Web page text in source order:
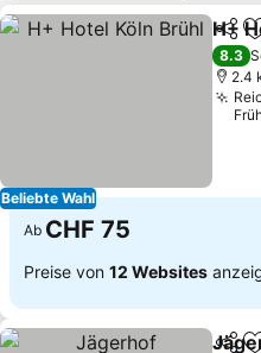
Beliebte Wahl
Teilen
H+
8.3
2.4
Ab CHF 75
Preise von 12 Websites